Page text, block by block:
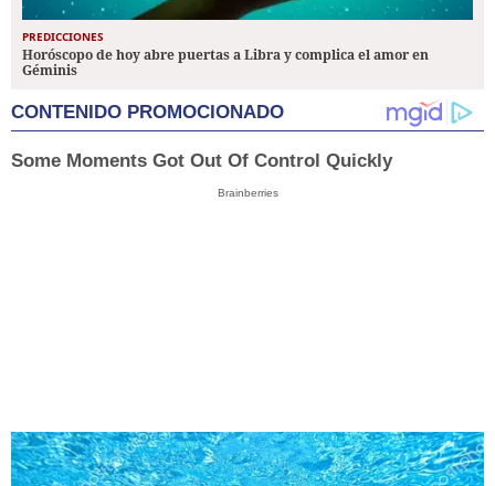
PREDICCIONES
Horóscopo de hoy abre puertas a Libra y complica el amor en
Géminis
CONTENIDO PROMOCIONADO
Some Moments Got Out Of Control Quickly
Brainberries